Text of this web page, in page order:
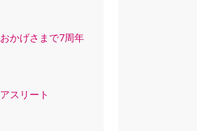
おかげさまで7周年
アスリート